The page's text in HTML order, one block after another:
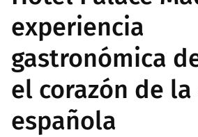
experiencia
gastronómica
el corazón de
española